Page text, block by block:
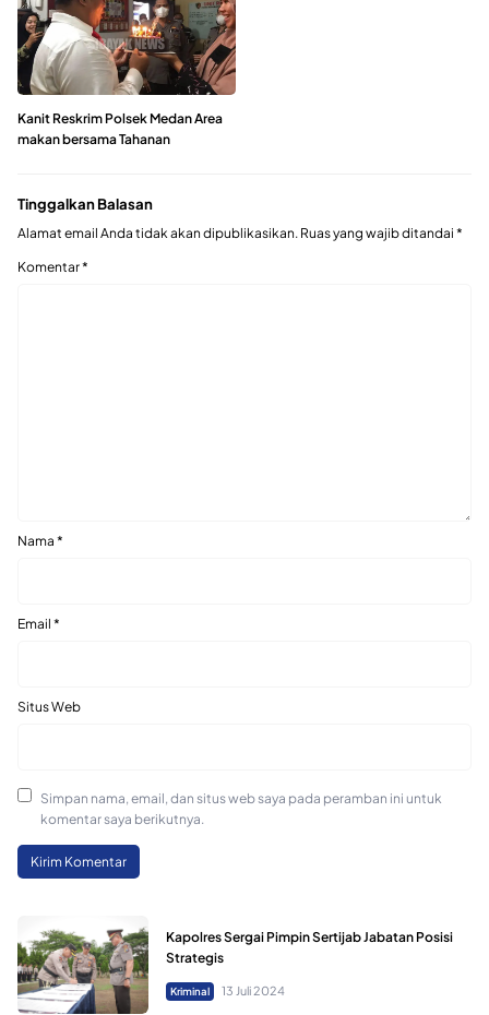
Kanit Reskrim Polsek Medan Area
makan bersama Tahanan
Tinggalkan Balasan
Alamat email Anda tidak akan dipublikasikan. Ruas yang wajib ditandai *
Komentar*
Nama *
Email *
Situs Web
Simpan nama, email, dan situs web saya pada peramban ini untuk
komentar saya berikutnya.
Kapolres Sergai Pimpin Sertijab Jabatan Posisi
Strategis
Kriminal 13 Juli 2024